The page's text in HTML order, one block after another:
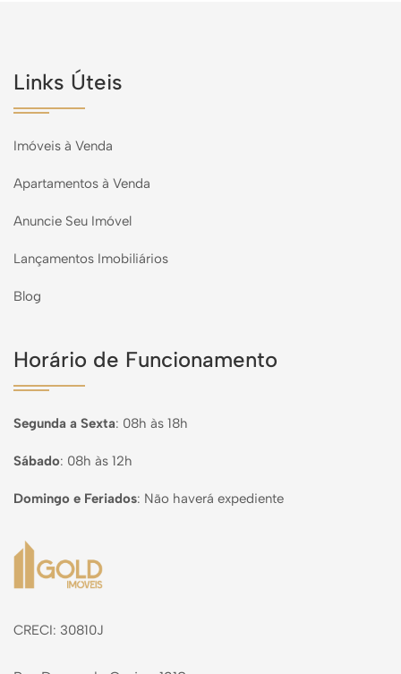
Links Úteis
Imóveis à Venda
Apartamentos à Venda
Anuncie Seu Imóvel
Lançamentos Imobiliários
Blog
Horário de Funcionamento
Segunda a Sexta: 08h às 18h
Sábado: 08h às 12h
Domingo e Feriados: Não haverá expediente
Página inicial
CRECI: 30810J